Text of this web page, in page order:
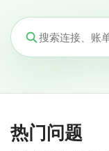
热门问题